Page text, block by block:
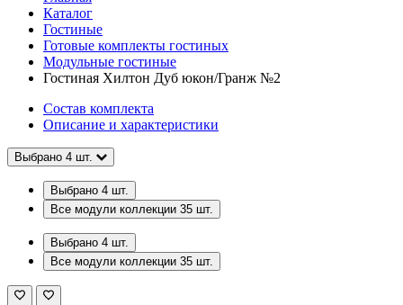
Каталог
Гостиные
Готовые комплекты гостиных
Модульные гостиные
Гостиная Хилтон Дуб юкон/Гранж №2
Состав комплекта
Описание и характеристики
Выбрано 4 шт.
Выбрано 4 шт.
Все модули коллекции 35 шт.
Выбрано 4 шт.
Все модули коллекции 35 шт.